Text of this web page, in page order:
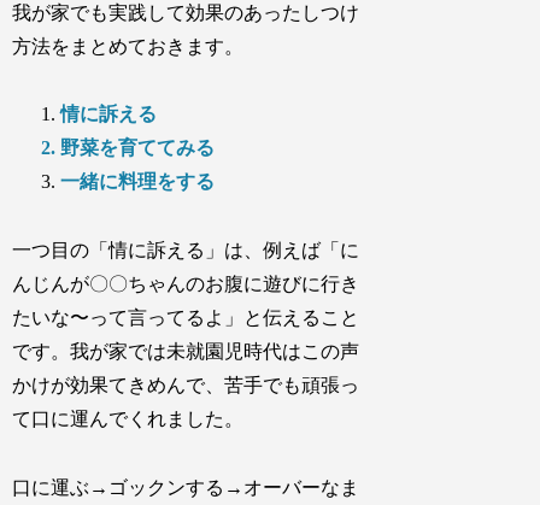
我が家でも実践して効果のあったしつけ
方法をまとめておきます。
情に訴える
野菜を育ててみる
一緒に料理をする
一つ目の「情に訴える」は、例えば「に
んじんが〇〇ちゃんのお腹に遊びに行き
たいな〜って言ってるよ」と伝えること
です。我が家では未就園児時代はこの声
かけが効果てきめんで、苦手でも頑張っ
て口に運んでくれました。
口に運ぶ→ゴックンする→オーバーなま